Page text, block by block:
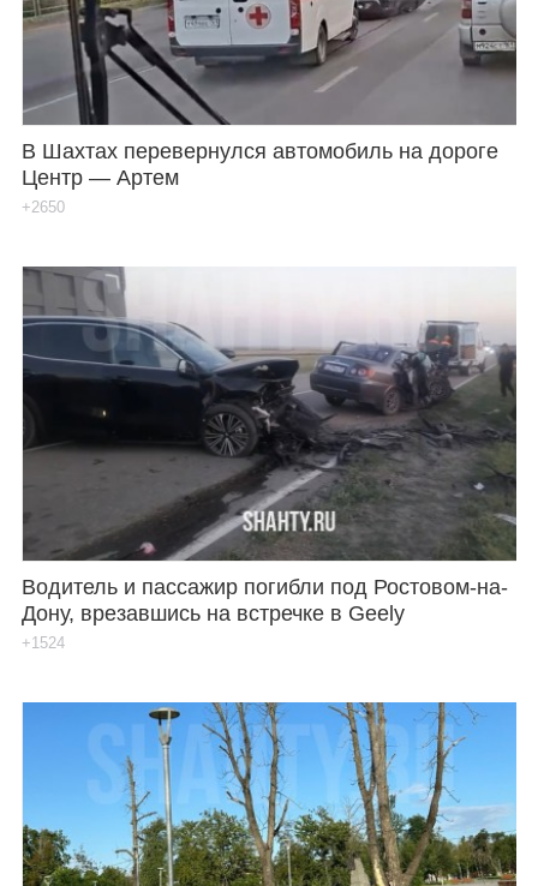
В Шахтах перевернулся автомобиль на дороге
Центр — Артем
+2650
Водитель и пассажир погибли под Ростовом-на-
Дону, врезавшись на встречке в Geely
+1524